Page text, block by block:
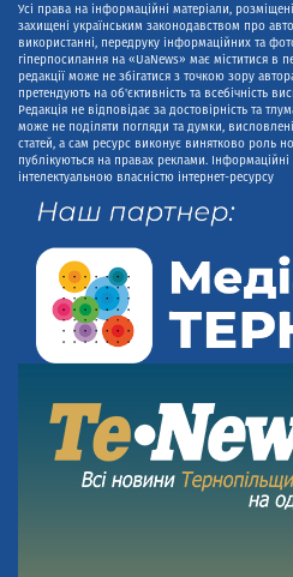
Усі права на інформаційні матеріали,
захищені українським законодавством про
використанні, передруку інформаційних та
гіперпосилання на «UaNews» має міститися в
редакції може не збігатися з точкою зору
претендують на об'єктивність та всебічність
Редакція не відповідає за достовірність та
може не поділяти погляди та думки,
статей, а сам ресурс виконує винятково роль
публікуються на правах реклами.
інтелектуальною власністю інтернет-ресурсу